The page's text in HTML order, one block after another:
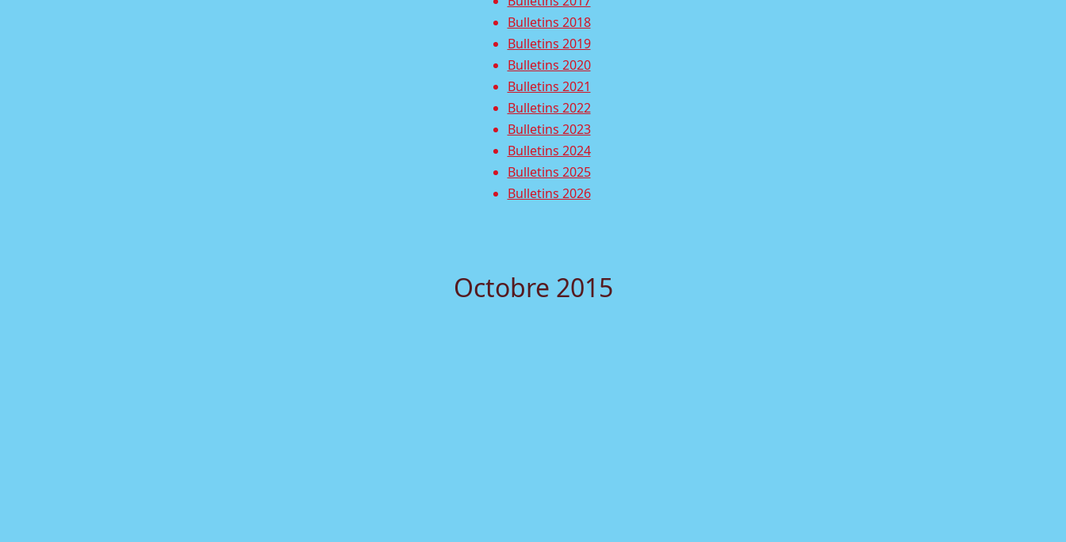
Bulletins 2018
Bulletins 2019
Bulletins 2020
Bulletins 2021
Bulletins 2022
Bulletins 2023
Bulletins 2024
Bulletins 2025
Bulletins 2026
Octobre 2015